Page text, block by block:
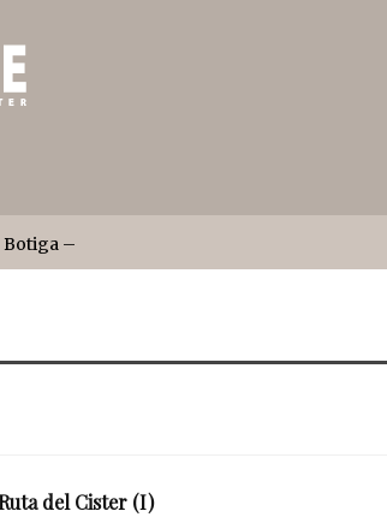
Botiga –
del Cister (I)